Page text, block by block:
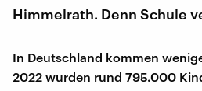
Himmelrath. Denn Schule
In Deutschland kommen
2022 wurden rund 795.000